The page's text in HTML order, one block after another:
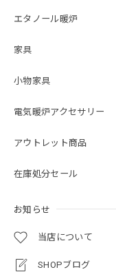
エタノール暖炉
家具
小物家具
電気暖炉アクセサリー
アウトレット商品
在庫処分セール
お知らせ
当店について
SHOPブログ
fireplace. 暖炉は素晴
ックスフォード コレ
この度は当
足いただけ
末永くご愛
マンションのリフォ